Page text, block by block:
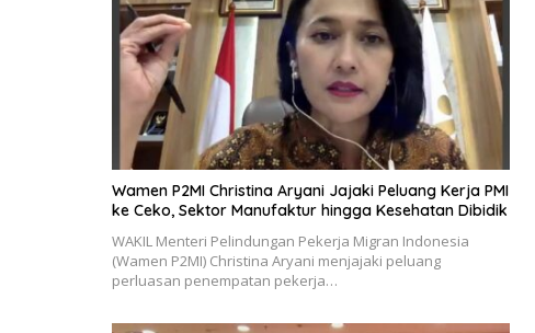
Wamen P2MI Christina Aryani Jajaki Peluang Kerja PMI
ke Ceko, Sektor Manufaktur hingga Kesehatan Dibidik
WAKIL Menteri Pelindungan Pekerja Migran Indonesia
(Wamen P2MI) Christina Aryani menjajaki peluang
perluasan penempatan pekerja…